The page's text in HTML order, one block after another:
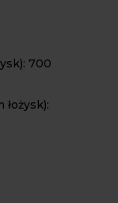
700
łożysk):